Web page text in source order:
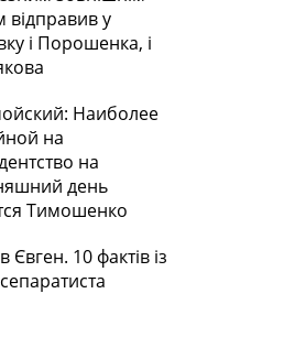
відправив у
і Порошенка, і
Наиболее
на
на
день
Тимошенко
Євген. 10 фактів із